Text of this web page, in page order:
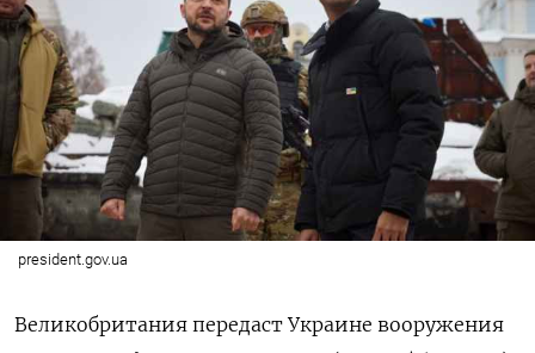
president.gov.ua
Великобритания передаст Украине вооружения